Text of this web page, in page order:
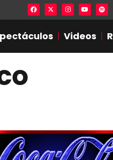
Lista en excel
Videos